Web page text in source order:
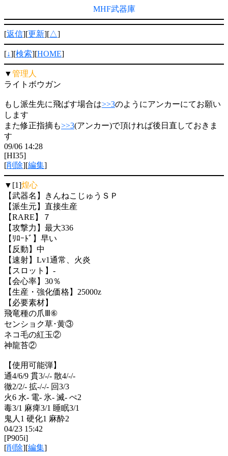
MHF武器庫
[返信][更新][△]
[↓][検索][HOME]
▼管理人
ライトボウガン
もし派生先に飛ばす場合は>>3のようにアンカーにてお願い
します
また修正指摘も>>3(アンカー)で頂ければ後日直しておきま
す
09/06 14:28
[HI35]
[削除][編集]
▼[1]煌心
【武器名】きんねこじゅうＳＰ
【派生元】直接生産
【RARE】７
【攻撃力】最大336
【ﾘﾛｰﾄﾞ】早い
【反動】中
【速射】Lv1通常、火炎
【スロット】-
【会心率】30％
【生産・強化価格】25000z
【必要素材】
飛竜種の爪Ⅲ⑥
センショク草･黄③
ネコ毛の紅玉②
神龍苔②
【使用可能弾】
通4/6/9 貫3/-/- 散4/-/-
徹2/2/- 拡-/-/- 回3/3
火6 水- 電- 氷- 滅- ぺ2
毒3/1 麻痺3/1 睡眠3/1
鬼人1 硬化1 麻酔2
04/23 15:42
[P905i]
[削除][編集]